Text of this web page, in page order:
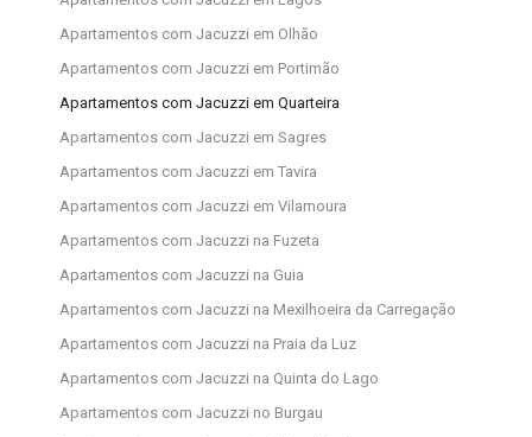
Apartamentos com Jacuzzi em Olhão
Apartamentos com Jacuzzi em Portimão
Apartamentos com Jacuzzi em Quarteira
Apartamentos com Jacuzzi em Sagres
Apartamentos com Jacuzzi em Tavira
Apartamentos com Jacuzzi em Vilamoura
Apartamentos com Jacuzzi na Fuzeta
Apartamentos com Jacuzzi na Guia
Apartamentos com Jacuzzi na Mexilhoeira da Carregação
Apartamentos com Jacuzzi na Praia da Luz
Apartamentos com Jacuzzi na Quinta do Lago
Apartamentos com Jacuzzi no Burgau